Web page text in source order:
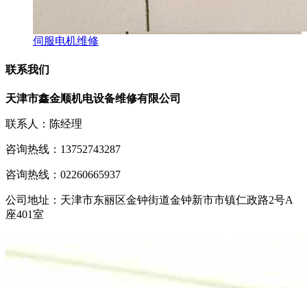
伺服电机维修
联系我们
天津市鑫金顺机电设备维修有限公司
联系人：陈经理
咨询热线： 13752743287
咨询热线： 02260665937
公司地址：天津市东丽区金钟街道金钟新市市镇仁政路2号A
座401室